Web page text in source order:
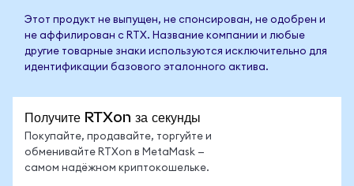
Этот продукт не выпущен, не спонсирован, не одобрен и
не аффилирован с RTX. Название компании и любые
другие товарные знаки используются исключительно для
идентификации базового эталонного актива.
Получите RTXon за секунды
Покупайте, продавайте, торгуйте и
обменивайте RTXon в MetaMask —
самом надёжном криптокошельке.